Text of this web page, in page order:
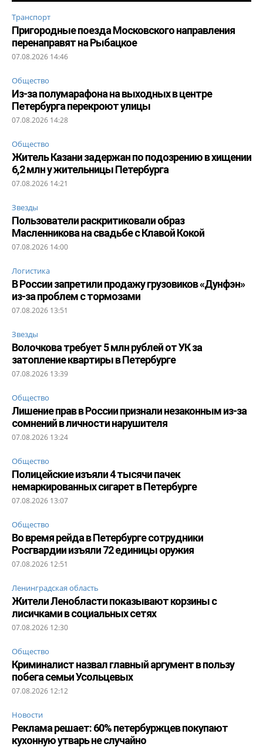
Транспорт
Пригородные поезда Московского направления
перенаправят на Рыбацкое
07.08.2026 14:46
Общество
Из-за полумарафона на выходных в центре
Петербурга перекроют улицы
07.08.2026 14:28
Общество
Житель Казани задержан по подозрению в хищении
6,2 млн у жительницы Петербурга
07.08.2026 14:21
Звезды
Пользователи раскритиковали образ
Масленникова на свадьбе с Клавой Кокой
07.08.2026 14:00
Логистика
В России запретили продажу грузовиков «Дунфэн»
из-за проблем с тормозами
07.08.2026 13:51
Звезды
Волочкова требует 5 млн рублей от УК за
затопление квартиры в Петербурге
07.08.2026 13:39
Общество
Лишение прав в России признали незаконным из-за
сомнений в личности нарушителя
07.08.2026 13:24
Общество
Полицейские изъяли 4 тысячи пачек
немаркированных сигарет в Петербурге
07.08.2026 13:07
Общество
Во время рейда в Петербурге сотрудники
Росгвардии изъяли 72 единицы оружия
07.08.2026 12:51
Ленинградская область
Жители Ленобласти показывают корзины с
лисичками в социальных сетях
07.08.2026 12:30
Общество
Криминалист назвал главный аргумент в пользу
побега семьи Усольцевых
07.08.2026 12:12
Новости
Реклама решает: 60% петербуржцев покупают
кухонную утварь не случайно